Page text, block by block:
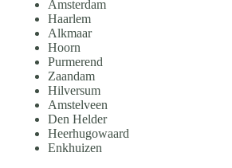
Amsterdam
Haarlem
Alkmaar
Hoorn
Purmerend
Zaandam
Hilversum
Amstelveen
Den Helder
Heerhugowaard
Enkhuizen